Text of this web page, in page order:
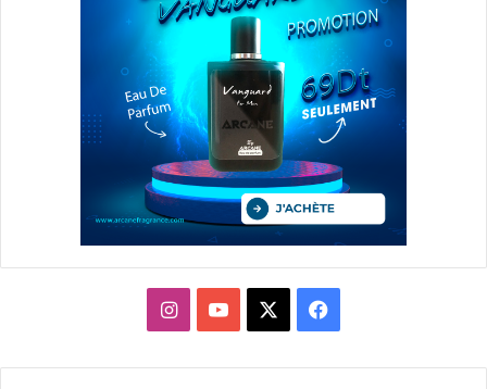
فيسبوك يوتيوبانستقرام